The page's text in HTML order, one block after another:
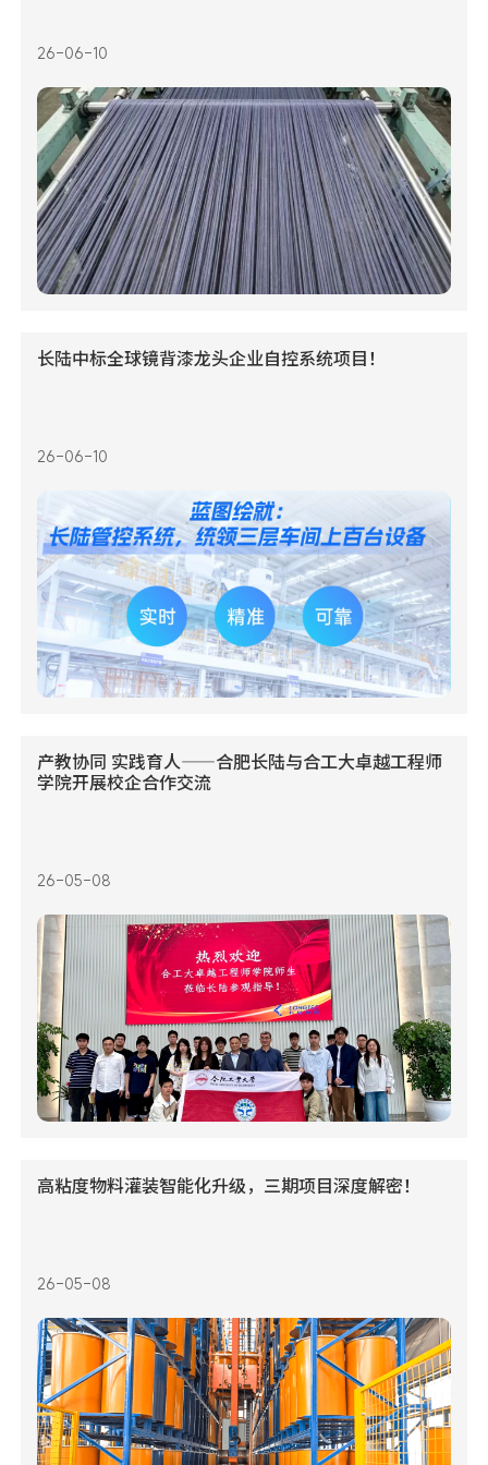
26-06-10
长陆中标全球镜背漆龙头企业自控系统项目！
26-06-10
产教协同 实践育人——合肥长陆与合工大卓越工程师
学院开展校企合作交流
26-05-08
高粘度物料灌装智能化升级，三期项目深度解密！
26-05-08